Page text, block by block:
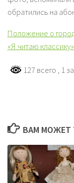
обратились на
Положение о
«Я читаю классику»
127 всего , 1
ВАМ МОЖЕТ